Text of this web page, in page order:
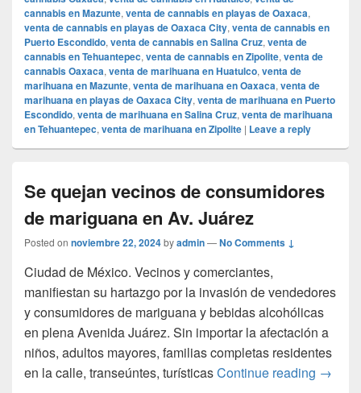
cannabis en Mazunte, venta de cannabis en playas de Oaxaca,
venta de cannabis en playas de Oaxaca City, venta de cannabis en
Puerto Escondido, venta de cannabis en Salina Cruz, venta de
cannabis en Tehuantepec, venta de cannabis en Zipolite, venta de
cannabis Oaxaca, venta de marihuana en Huatulco, venta de
marihuana en Mazunte, venta de marihuana en Oaxaca, venta de
marihuana en playas de Oaxaca City, venta de marihuana en Puerto
Escondido, venta de marihuana en Salina Cruz, venta de marihuana
en Tehuantepec, venta de marihuana en Zipolite | Leave a reply
Se quejan vecinos de consumidores
de mariguana en Av. Juárez
Posted on noviembre 22, 2024byadmin—No Comments ↓
Ciudad de México. Vecinos y comerciantes,
manifiestan su hartazgo por la invasión de vendedores
y consumidores de mariguana y bebidas alcohólicas
en plena Avenida Juárez. Sin importar la afectación a
niños, adultos mayores, familias completas residentes
en la calle, transeúntes, turísticasContinue reading Se
→